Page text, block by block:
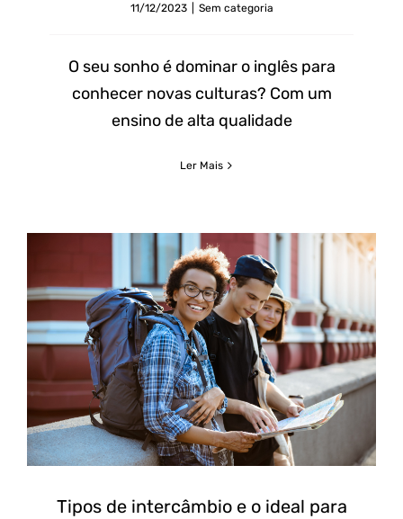
11/12/2023 Sem categoria
O seu sonho é dominar o inglês para
conhecer novas culturas? Com um
ensino de alta qualidade
Ler Mais
Tipos de intercâmbio e o ideal para